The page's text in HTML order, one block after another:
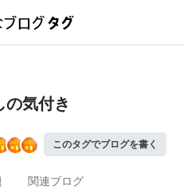
の気付き
このタグでブログを書く
関連ブログ